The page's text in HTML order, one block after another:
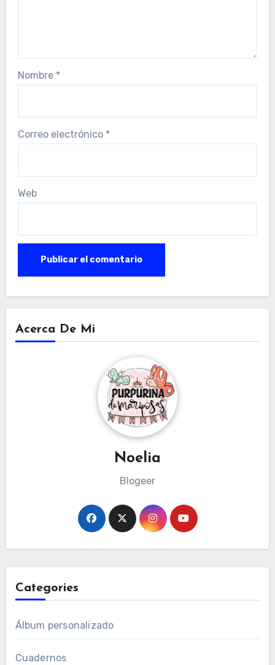
Nombre *
Correo electrónico *
Web
Acerca De Mi
Noelia
Blogeer
Categories
Álbum personalizado
Cuadernos